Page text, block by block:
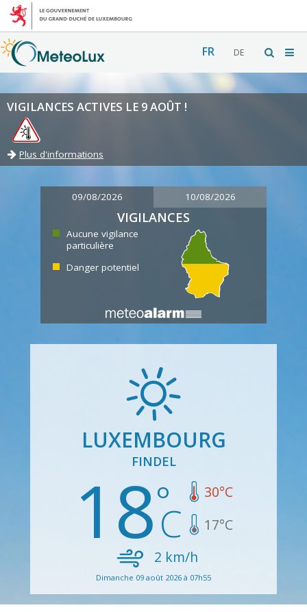
FR DE
VIGILANCES ACTIVES LE 9 AOÛT !
Plus d'informations
09/08/2026 10/08/2026
VIGILANCES
Aucune vigilance
particulière
Danger potentiel
LUXEMBOURG
FINDEL
18 30°C
17°C
2 km/h
Dimanche 09 août 2026 à 07h55